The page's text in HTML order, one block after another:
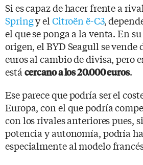
Si es capaz de hacer frente a
Springy el Citroën ë-C3,
el que se ponga a la venta. En
origen, el BYD Seagull se vende
euros al cambio de divisa, pero
está cercano a los 20.000 euros.
Ese parece que podría ser el
Europa, con el que podría
con los rivales anteriores pues,
potencia y autonomía, podría
especialmente al modelo